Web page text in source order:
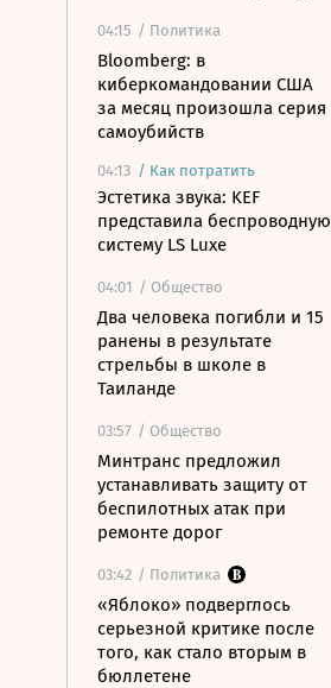
04:15 / Политика
Bloomberg: в
киберкомандовании США
за месяц произошла серия
самоубийств
04:13 / Как потратить
Эстетика звука: KEF
представила беспроводную
систему LS Luxe
04:01 / Общество
Два человека погибли и 15
ранены в результате
стрельбы в школе в
Таиланде
03:57 / Общество
Минтранс предложил
устанавливать защиту от
беспилотных атак при
ремонте дорог
03:42 / Политика
«Яблоко» подверглось
серьезной критике после
того, как стало вторым в
бюллетене